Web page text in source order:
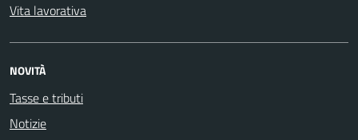
Vita lavorativa
NOVITÀ
Tasse e tributi
Notizie